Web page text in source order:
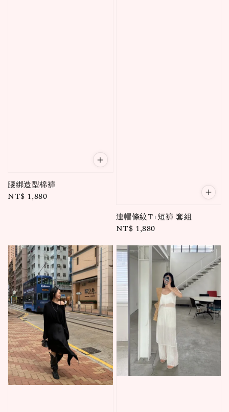
腰綁造型棉褲
Regular
NT$ 1,880
連帽條紋T+短褲 套組
Regular
NT$ 1,880